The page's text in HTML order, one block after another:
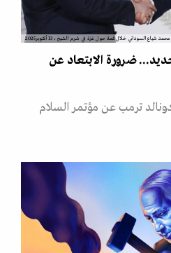
شياع السوداني خلال قمة حول غزة في شرم الشيخ، 13 أكتوبر2025
ضرورة الابتعاد عن
ترمب عن مؤتمر السلام